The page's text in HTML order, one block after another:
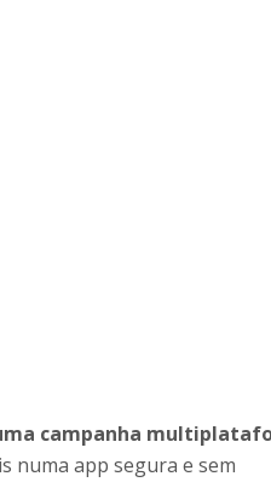
campanha
numa app segura e sem